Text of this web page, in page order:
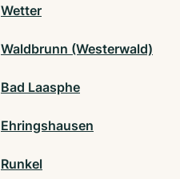
Wetter
Waldbrunn (Westerwald)
Bad Laasphe
Ehringshausen
Runkel